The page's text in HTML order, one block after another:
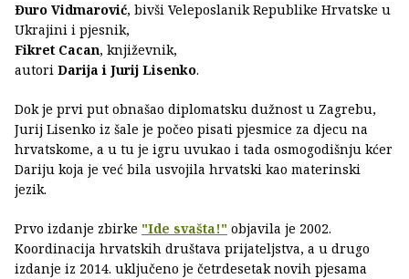
Ðuro Vidmarović, bivši Veleposlanik Republike Hrvatske u
Ukrajini i pjesnik,
Fikret Cacan, književnik,
autori Darija i Jurij Lisenko.
Dok je prvi put obnašao diplomatsku dužnost u Zagrebu,
Jurij Lisenko iz šale je počeo pisati pjesmice za djecu na
hrvatskome, a u tu je igru uvukao i tada osmogodišnju kćer
Dariju koja je već bila usvojila hrvatski kao materinski
jezik.
Prvo izdanje zbirke "Ide svašta!" objavila je 2002.
Koordinacija hrvatskih društava prijateljstva, a u drugo
izdanje iz 2014. uključeno je četrdesetak novih pjesama